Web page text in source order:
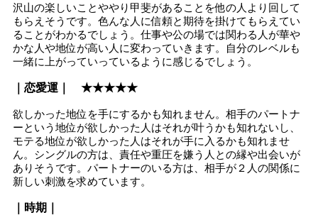
沢山の楽しいことややり甲斐があることを他の人より回して
もらえそうです。色んな人に信頼と期待を掛けてもらえてい
ることがわかるでしょう。仕事や公の場では関わる人が華や
かな人や地位が高い人に変わっていきます。自分のレベルも
一緒に上がっていっているように感じるでしょう。
｜恋愛運｜ ★★★★★
欲しかった地位を手にするかも知れません。相手のパートナ
ーという地位が欲しかった人はそれが叶うかも知れないし、
モテる地位が欲しかった人はそれが手に入るかも知れませ
ん。シングルの方は、責任や重圧を嫌う人との縁や出会いが
ありそうです。パートナーのいる方は、相手が２人の関係に
新しい刺激を求めています。
｜時期｜